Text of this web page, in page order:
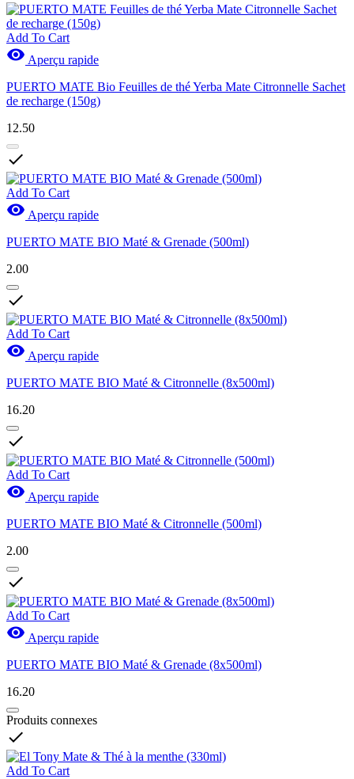
Add To Cart
 Aperçu rapide
PUERTO MATE Bio Feuilles de thé Yerba Mate Citronnelle Sachet
de recharge (150g)
12.50

Add To Cart
 Aperçu rapide
PUERTO MATE BIO Maté & Grenade (500ml)
2.00

Add To Cart
 Aperçu rapide
PUERTO MATE BIO Maté & Citronnelle (8x500ml)
16.20

Add To Cart
 Aperçu rapide
PUERTO MATE BIO Maté & Citronnelle (500ml)
2.00

Add To Cart
 Aperçu rapide
PUERTO MATE BIO Maté & Grenade (8x500ml)
16.20
Produits connexes

Add To Cart